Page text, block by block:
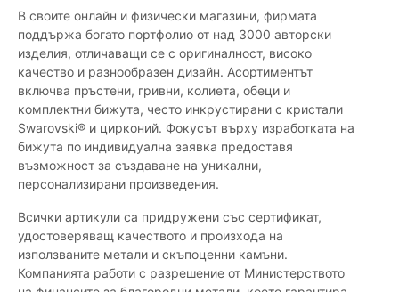
В своите онлайн и физически магазини, фирмата
поддържа богато портфолио от над 3000 авторски
изделия, отличаващи се с оригиналност, високо
качество и разнообразен дизайн. Асортиментът
включва пръстени, гривни, колиета, обеци и
комплектни бижута, често инкрустирани с кристали
Swarovski® и цирконий. Фокусът върху изработката на
бижута по индивидуална заявка предоставя
възможност за създаване на уникални,
персонализирани произведения.
Всички артикули са придружени със сертификат,
удостоверяващ качеството и произхода на
използваните метали и скъпоценни камъни.
Компанията работи с разрешение от Министерството